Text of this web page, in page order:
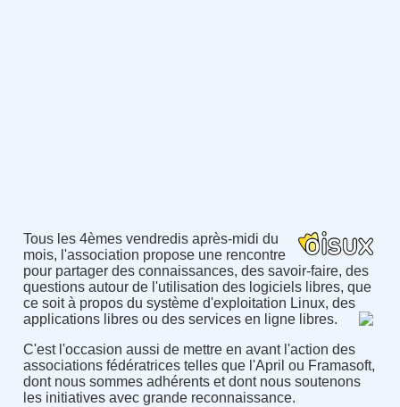
Tous les 4èmes vendredis après-midi du
mois, l'association propose une rencontre
pour partager des connaissances, des savoir-faire, des
questions autour de l'utilisation des logiciels libres, que
ce soit à propos du système d'exploitation Linux, des
applications libres ou des services en ligne libres.
C'est l'occasion aussi de mettre en avant l'action des
associations fédératrices telles que l'April ou Framasoft,
dont nous sommes adhérents et dont nous soutenons
les initiatives avec grande reconnaissance.